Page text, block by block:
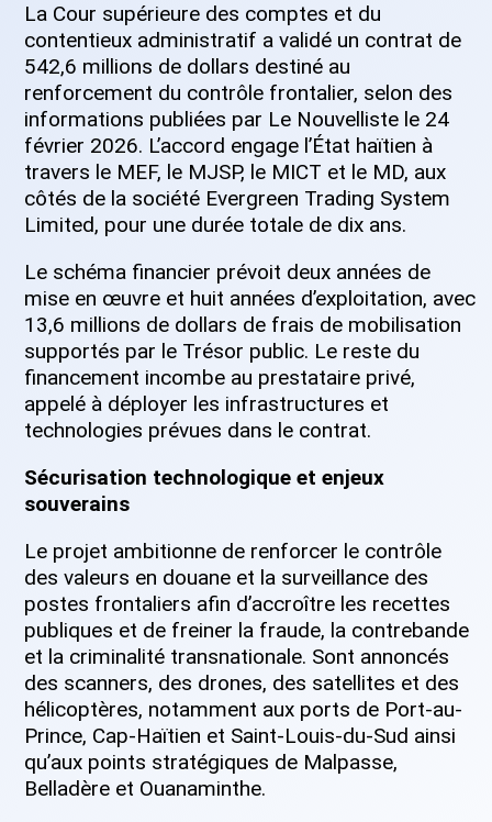
La Cour supérieure des comptes et du
contentieux administratif a validé un contrat de
542,6 millions de dollars destiné au
renforcement du contrôle frontalier, selon des
informations publiées par Le Nouvelliste le 24
février 2026. L’accord engage l’État haïtien à
travers le MEF, le MJSP, le MICT et le MD, aux
côtés de la société Evergreen Trading System
Limited, pour une durée totale de dix ans.
Le schéma financier prévoit deux années de
mise en œuvre et huit années d’exploitation, avec
13,6 millions de dollars de frais de mobilisation
supportés par le Trésor public. Le reste du
financement incombe au prestataire privé,
appelé à déployer les infrastructures et
technologies prévues dans le contrat.
Sécurisation technologique et enjeux
souverains
Le projet ambitionne de renforcer le contrôle
des valeurs en douane et la surveillance des
postes frontaliers afin d’accroître les recettes
publiques et de freiner la fraude, la contrebande
et la criminalité transnationale. Sont annoncés
des scanners, des drones, des satellites et des
hélicoptères, notamment aux ports de Port-au-
Prince, Cap-Haïtien et Saint-Louis-du-Sud ainsi
qu’aux points stratégiques de Malpasse,
Belladère et Ouanaminthe.